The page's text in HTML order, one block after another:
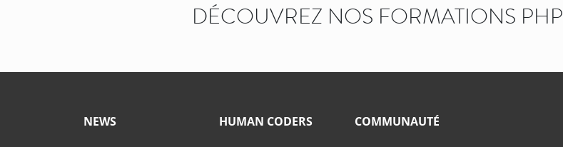
DÉCOUVREZ NOS FORMATIONS PHP
NEWS HUMAN CODERS COMMUNAUTÉ